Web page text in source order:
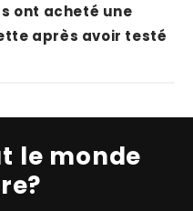
ont acheté une
après avoir testé
le monde